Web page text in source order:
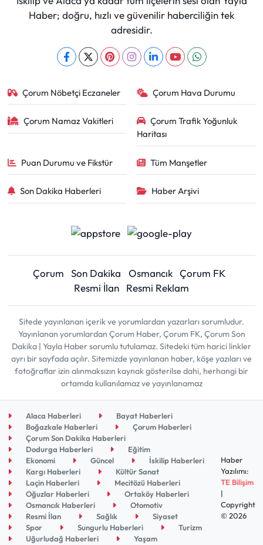
Haber; doğru, hızlı ve güvenilir haberciliğin tek
adresidir.
Çorum Nöbetçi Eczaneler Çorum Hava Durumu
Çorum Namaz Vakitleri
Çorum Trafik Yoğunluk
Haritası
Puan Durumu ve Fikstür Tüm Manşetler
Son Dakika Haberleri Haber Arşivi
Çorum Son Dakika Osmancık Çorum FK
Resmi İlan
Resmi Reklam
Sitede yayınlanan içerik ve yorumlardan yazarları sorumludur.
Yayınlanan yorumlardan Çorum Haber, Çorum FK, Çorum Son
Dakika | Yayla Haber sorumlu tutulamaz. Sitedeki tüm harici linkler
ayrı bir sayfada açılır. Sitemizde yayınlanan haber, köşe yazıları ve
fotoğraflar izin alınmaksızın kaynak gösterilse dahi, herhangi bir
ortamda kullanılamaz ve yayınlanamaz
Alaca Haberleri
Bayat Haberleri
Boğazkale Haberleri
Çorum Haberleri
Çorum Son Dakika Haberleri
Dodurga Haberleri
Eğitim
Ekonomi
Güncel
İskilip Haberleri
Kargı Haberleri
Kültür Sanat
Laçin Haberleri
Mecitözü Haberleri
Oğuzlar Haberleri
Ortaköy Haberleri
Osmancık Haberleri
Otomotiv
Resmi İlan
Sağlık
Siyaset
Spor
Sungurlu Haberleri
Turizm
Uğurludağ Haberleri
Yaşam
Haber
Yazılımı:
TE Bilişim
|
Copyright
© 2026